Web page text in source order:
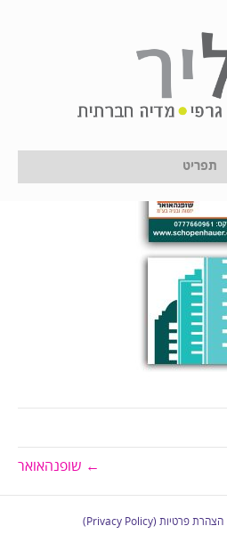
תפריט
← שופנהאואר
הצהרת פרטיות (Privacy Policy)